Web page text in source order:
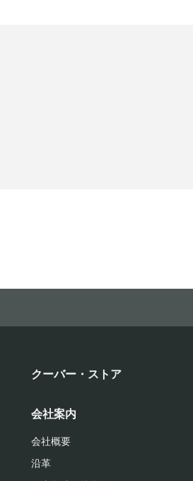
クーバー・ストア
会社案内
会社概要
沿革